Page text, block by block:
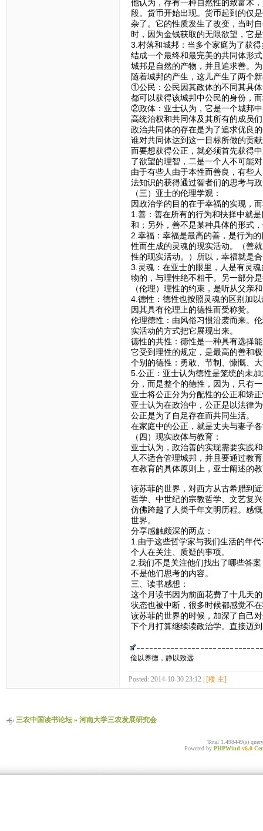
他认为，存有一种自然性的致富术
段。货币开始出现。货币起到的仅
杂了。它的性质发生了改变，当时
时，因为金钱获取的无限欲望，它
3.村落和城邦：当多个家庭为了获
结成一个最终和最完美的共同体形
城邦是自然的产物，并且追求善。
随着城邦的产生，这儿产生了两个
①公民：公民因其政体的不同其具
都可以获得该城邦中公民的身份，
②政体：亚士认为，它是一个城邦
高统治权和共同体及其所有的成员
政治共同体的存在是为了追求优良
谁对共同体达到这一目标所做的贡
而要想获得公正，就必须首先获得
了欲望的理智，二是一个人不可能
由于有些人由于本性而善良，有些
法知识的获得通过智者们的思考与
（三）亚士的伦理学观：
因政治学的目的在于幸福的实现，
1.善：善在所有的行为和抉择中就
和；另外，善不是某种具体的形式
2.幸福：幸福是最高的善，是行为
性而生成的灵魂的现实活动。（善
性的现实活动。）所以，幸福就是
3.灵魂：在亚士的眼里，人是有灵
物的，与理性绝不相干。另一部分
（伦理）理性的约束，是听从父亲
4.德性：德性也按照灵魂的区别加
因其具有伦理上的德性而受称赞。
伦理德性：由风俗习惯沿袭而来。
实活动的方式把它展现出来。
德性的共性：德性是一种具有选择
它受到理性的规定，是最高的善和
个别的德性：勇敢、节制、慷慨、
5.公正：亚士认为德性是笼统的未
分，而是整个的德性，因为，只有
亚士将公正分为分配性的公正和矫
亚士认为在政治中，公正是以法律
公正是为了自足存在而共同生活。
在家庭中的公正，就是丈夫与妻子
（四）现实政体与教育：
亚士认为，政治善的实现需要实践
人不适合管理城邦，并且要通过教
在教育的具体原则上，亚士阐述的
读苏菲的世界，对西方从古希腊到
哲学、中世纪的宗教哲学、文艺复
仿佛跨越了人类千年文明历程。感
世界。
分享感触颇深的两点：
1.由于这些哲学家与我们生活的年
个人在关注、质疑的事项。
2.我们不是关注他们找出了哪些答
不是他们思考的内容。
三、读书感想：
这个月读书因为前面花费了十几天
状态也被中断，很多时候都感觉不
读苏菲的世界的时候，加深了自己
下个月打算继续读政治学。直接迈
俭以养德，静以致远
Posted: 2014-10-30 23:12 | [楼 主]
三农中国读书论坛» 河南大学三农发展研究会
Total 1.498449(s)
Powered by PHPWind v6.0